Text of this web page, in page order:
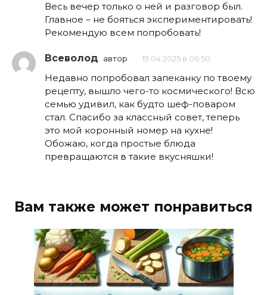
Весь вечер только о ней и разговор был.
Главное – не бояться экспериментировать!
Рекомендую всем попробовать!
Всеволод автор 19.04.2025 в 06:50
Недавно попробовал запеканку по твоему
рецепту, вышло чего-то космического! Всю
семью удивил, как будто шеф-поваром
стал. Спасибо за классный совет, теперь
это мой коронный номер на кухне!
Обожаю, когда простые блюда
превращаются в такие вкусняшки!
Вам также может понравиться